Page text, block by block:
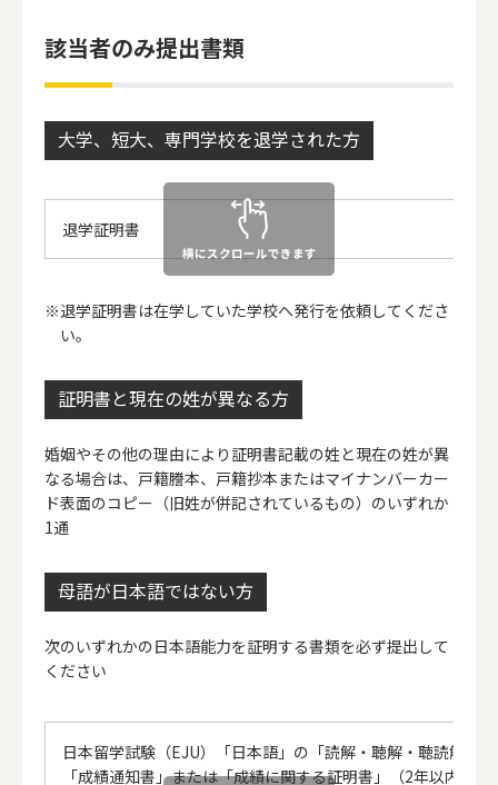
該当者のみ提出書類
大学、短大、専門学校を退学された方
退学証明書
退学証明書は在学していた学校へ発行を依頼してくださ
い。
証明書と現在の姓が異なる方
婚姻やその他の理由により証明書記載の姓と現在の姓が異
なる場合は、戸籍謄本、戸籍抄本またはマイナンバーカー
ド表面のコピー（旧姓が併記されているもの）のいずれか
1通
母語が日本語ではない方
次のいずれかの日本語能力を証明する書類を必ず提出して
ください
日本留学試験（EJU）「日本語」の「読解・聴解・聴読解」
「成績通知書」または「成績に関する証明書」（2年以内に